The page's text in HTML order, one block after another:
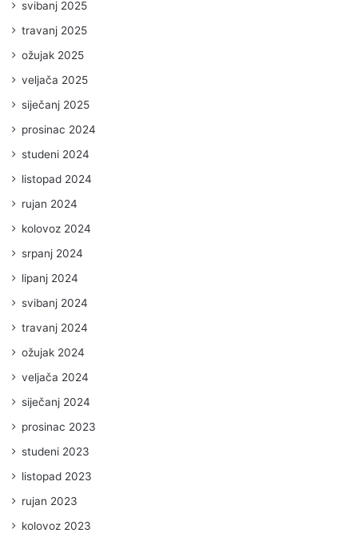
svibanj 2025
travanj 2025
ožujak 2025
veljača 2025
siječanj 2025
prosinac 2024
studeni 2024
listopad 2024
rujan 2024
kolovoz 2024
srpanj 2024
lipanj 2024
svibanj 2024
travanj 2024
ožujak 2024
veljača 2024
siječanj 2024
prosinac 2023
studeni 2023
listopad 2023
rujan 2023
kolovoz 2023